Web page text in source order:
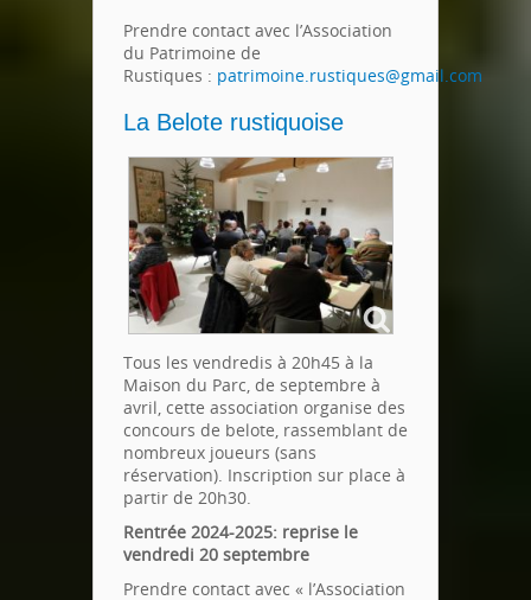
Prendre contact avec l’Association
du Patrimoine de
Rustiques : patrimoine.rustiques@gmail.com
La Belote rustiquoise
Tous les vendredis à 20h45 à la
Maison du Parc, de septembre à
avril, cette association organise des
concours de belote, rassemblant de
nombreux joueurs (sans
réservation). Inscription sur place à
partir de 20h30.
Rentrée 2024-2025: reprise le
vendredi 20 septembre
Prendre contact avec « l’Association